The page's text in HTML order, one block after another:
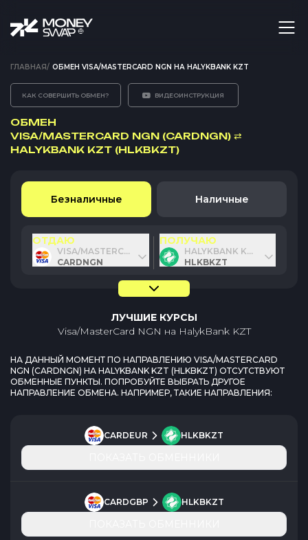
ГЛАВНАЯ/ ОБМЕН VISA/MASTERCARD NGN НА HALYKBANK KZT
КАК СОВЕРШИТЬ ОБМЕН? ВИДЕОИНСТРУКЦИЯ
ОБМЕН
VISA/MASTERCARD NGN (CARDNGN) ⇄
HALYKBANK KZT (HLKBKZT)
Безналичные Наличные
ОТДАЮ
VISA/MASTERCARD NGN
CARDNGN
ПОЛУЧАЮ
HALYKBANK KZT
HLKBKZT
ЛУЧШИЕ КУРСЫ
Visa/MasterCard NGN на HalykBank KZT
НА ДАННЫЙ МОМЕНТ ПО НАПРАВЛЕНИЮ VISA/MASTERCARD
NGN (CARDNGN) НА HALYKBANK KZT (HLKBKZT) ОТСУТСТВУЮТ
ОБМЕННЫЕ ПУНКТЫ. ПОПРОБУЙТЕ ВЫБРАТЬ ДРУГОЕ
НАПРАВЛЕНИЕ ОБМЕНА. НАПРИМЕР, ТАКИЕ НАПРАВЛЕНИЯ:
CARDEUR HLKBKZT
CARDGBP HLKBKZT